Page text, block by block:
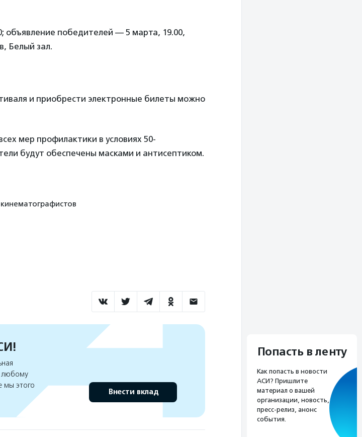
объявление победителей — 5 марта, 19.00,
Белый зал.
и приобрести электронные билеты можно
мер профилактики в условиях 50-
будут обеспечены масками и антисептиком.
любому
мы этого
Внести вклад
Попасть в ленту
Как попасть в новости
АСИ? Пришлите
материал о вашей
организации, новость,
пресс-релиз, анонс
события.